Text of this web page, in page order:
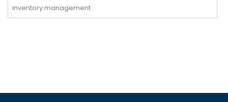
inventory management